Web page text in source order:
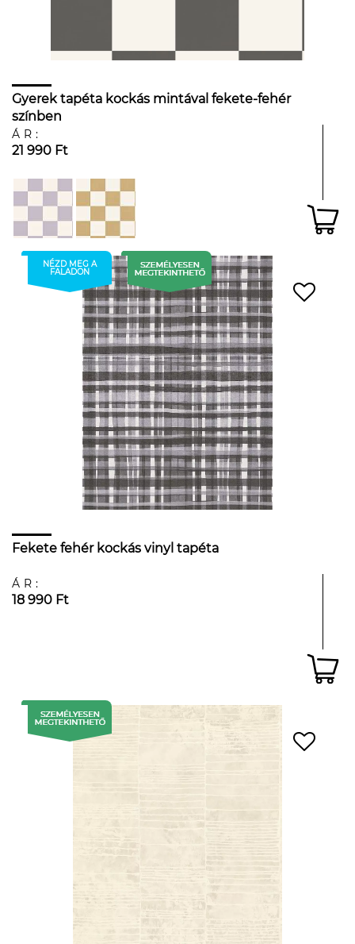
Gyerek tapéta kockás mintával fekete-fehér
színben
ÁR:
21 990 Ft
NÉZD MEG A
FALADON
Fekete fehér kockás vinyl tapéta
ÁR:
18 990 Ft